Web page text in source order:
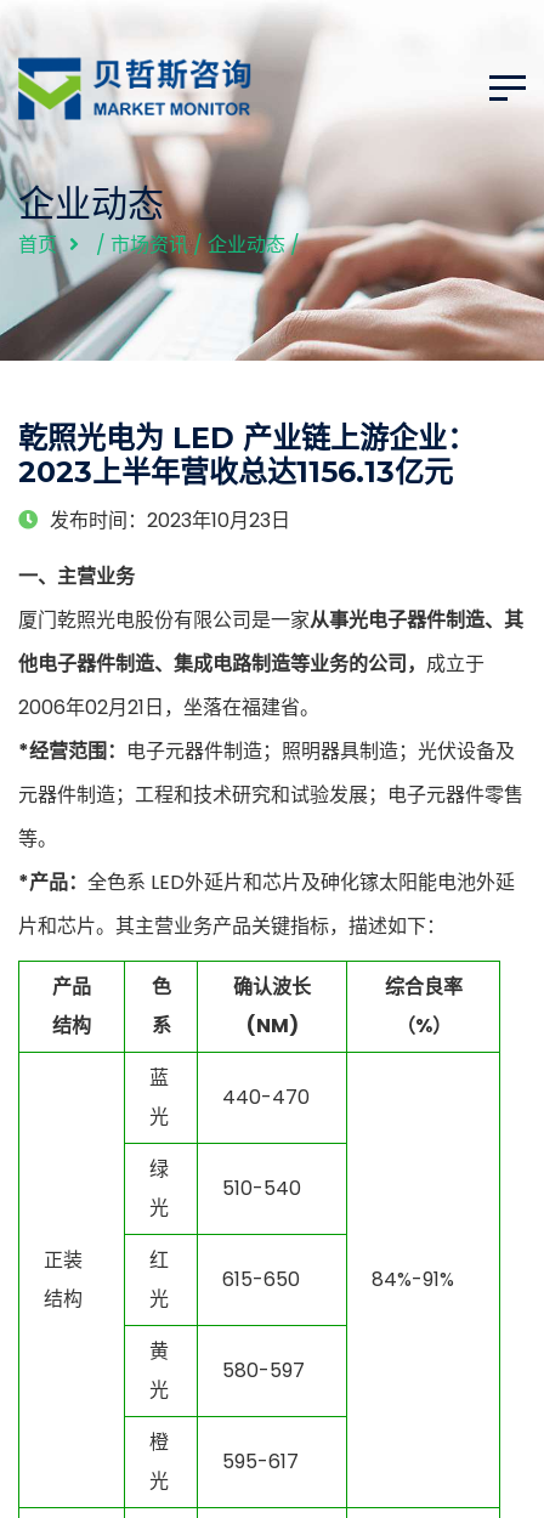
企业动态
首页 / 市场资讯/企业动态/
乾照光电为 LED 产业链上游企业：
2023上半年营收总达1156.13亿元
发布时间：2023年10月23日
一、主营业务
厦门乾照光电股份有限公司是一家从事光电子器件制造、其
他电子器件制造、集成电路制造等业务的公司， 成立于
2006年02月21日，坐落在福建省。
*经营范围： 电子元器件制造；照明器具制造；光伏设备及
元器件制造；工程和技术研究和试验发展；电子元器件零售
等。
*产品： 全色系 LED外延片和芯片及砷化镓太阳能电池外延
片和芯片。其主营业务产品关键指标，描述如下：
产品
结构
色
系
确认波长
(NM)
综合良率
（%）
正装
结构
蓝
光
440-470
84%-91%
绿
光
510-540
红
光
615-650
黄
光
580-597
橙
光
595-617